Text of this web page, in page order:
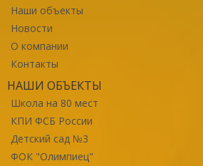
Наши объекты
Новости
О компании
Контакты
НАШИ ОБЪЕКТЫ
Школа на 80 мест
КПИ ФСБ России
Детский сад №3
ФОК "Олимпиец"